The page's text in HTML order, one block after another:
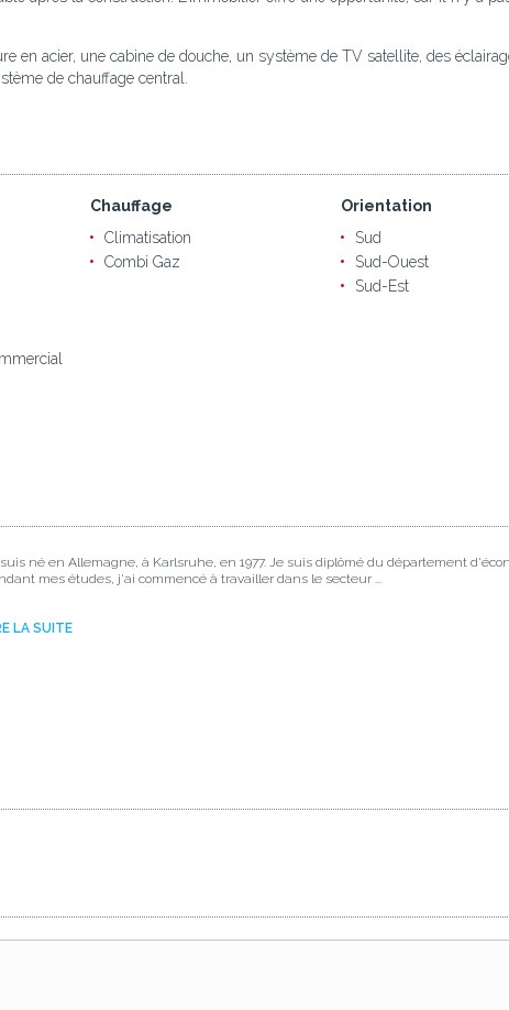
en acier, une cabine de douche, un système de TV satellite, des
de chauffage central.
Chauffage
Climatisation
Combi Gaz
Orientation
Sud
Sud-Ouest
Sud-Est
suis né en Allemagne, à Karlsruhe, en 1977. Je suis diplômé du département
mes études, j'ai commencé à travailler dans le secteur ...
LA SUITE